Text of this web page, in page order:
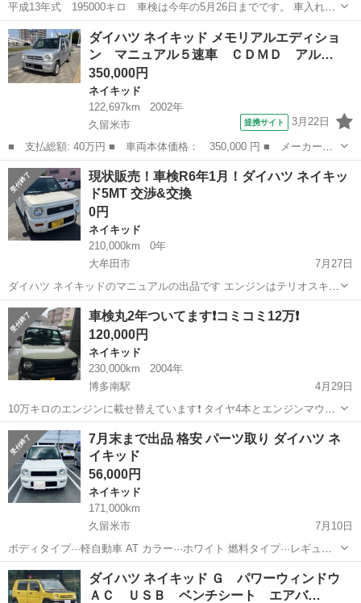
平成13年式 195000キロ 車検は今年の5月26日までです。 車入れ替
えの為、廃車にしようかと思いましたが、 部品等、色々と交換したの
で有効に使っていただける方がいればと思い、 こちらに掲載いたしま
した。 年式・...
福岡 福岡市 香椎花園前駅 ネイキッド
ダイハツ ネイキッド メモリアルエディショ
ン マニュアル５速車 ＣＤＭＤ アル…
350,000円
ネイキッド
122,697km
2002年
久留米市
提携サイト 3月22日
■ 支払総額: 40万円 ■ 車両本体価格： 350,000 円 ■ メーカー
名： ダイハツ ■ 車種名： ネイキッド ■ グレード名： メモリ
アルエディション マニュアル５速車 ＣＤＭＤ アルミホイール
ＨＩＤ ベンチシ...
福岡 久留米市 ネイキッド
現状販売！車検R6年1月！ダイハツ ネイキッ
ド5MT 交渉&交換
0円
ネイキッド
210,000km
0年
大牟田市
7月27日
ダイハツ ネイキッドのマニュアルの出品です エンジンはテリオスキッ
ドのエンジンに前オーナーが載せ替えてあります。その時クラッチな
ども変えてあるみたいです。 車検は問題ありません。 ローダウン入っ
てます 事故してて損傷あ...
福岡 大牟田市 ネイキッド エンジン
車検丸2年ついてます❗️コミコミ12万❗️
120,000円
ネイキッド
230,000km
2004年
博多南駅
4月29日
10万キロのエンジンに載せ替えています❗️ タイヤ4本とエンジンマウン
トとタイミングベルト、ラジエーター、イグニッションコイル交換済
みです❗️ 特に現状オイル漏れもないですしエアコンもめっちゃ効きます
しかなり良いと思います❗...
福岡 那珂川市 博多南駅 ネイキッド エンジン
7月末まで出品 格安 パーツ取り ダイハツ ネ
イキッド
56,000円
ネイキッド
171,000km
久留米市
7月10日
ボディタイプ···軽自動車 AT カラー···ホワイト 燃料タイプ···レギュラ
ー車 乗り換えの為、7末まで出品 車検2022年10月25日 走行距離
171000km 通勤で使用する為多少伸びます。 エンジンオイルの...
福岡 久留米市 ネイキッド エンジン
ダイハツ ネイキッド Ｇ パワーウィンドウ
ＡＣ ＵＳＢ ベンチシート エアバ…